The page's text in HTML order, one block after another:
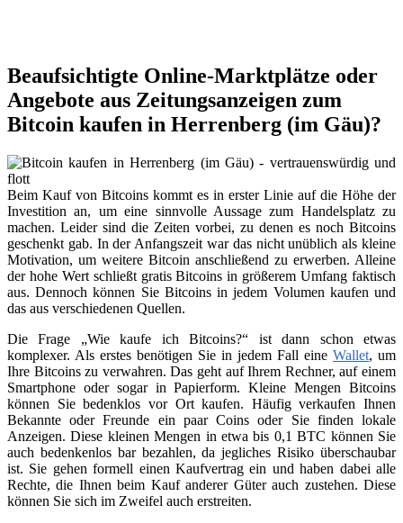
Beaufsichtigte Online-Marktplätze oder
Angebote aus Zeitungsanzeigen zum
Bitcoin kaufen in Herrenberg (im Gäu)?
Beim Kauf von Bitcoins kommt es in erster Linie auf die Höhe der
Investition an, um eine sinnvolle Aussage zum Handelsplatz zu
machen. Leider sind die Zeiten vorbei, zu denen es noch Bitcoins
geschenkt gab. In der Anfangszeit war das nicht unüblich als kleine
Motivation, um weitere Bitcoin anschließend zu erwerben. Alleine
der hohe Wert schließt gratis Bitcoins in größerem Umfang faktisch
aus. Dennoch können Sie Bitcoins in jedem Volumen kaufen und
das aus verschiedenen Quellen.
Die Frage „Wie kaufe ich Bitcoins?“ ist dann schon etwas
komplexer. Als erstes benötigen Sie in jedem Fall eine Wallet, um
Ihre Bitcoins zu verwahren. Das geht auf Ihrem Rechner, auf einem
Smartphone oder sogar in Papierform. Kleine Mengen Bitcoins
können Sie bedenklos vor Ort kaufen. Häufig verkaufen Ihnen
Bekannte oder Freunde ein paar Coins oder Sie finden lokale
Anzeigen. Diese kleinen Mengen in etwa bis 0,1 BTC können Sie
auch bedenkenlos bar bezahlen, da jegliches Risiko überschaubar
ist. Sie gehen formell einen Kaufvertrag ein und haben dabei alle
Rechte, die Ihnen beim Kauf anderer Güter auch zustehen. Diese
können Sie sich im Zweifel auch erstreiten.